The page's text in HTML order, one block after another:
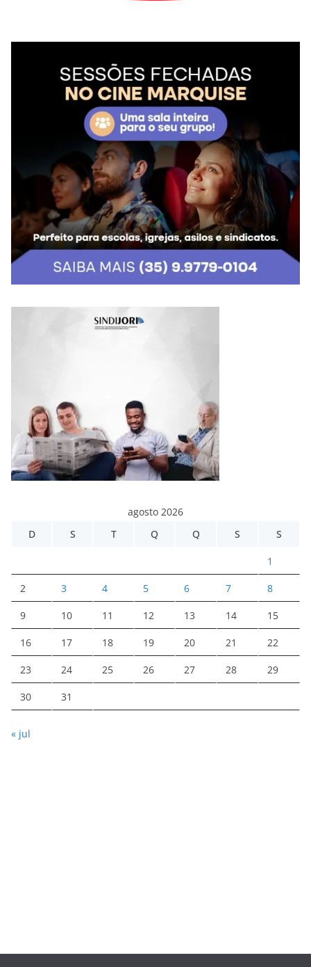
agosto 2026
D
S T Q Q S S
1
2 3 4 5 6 7 8
9 10 11 12 13 14 15
16 17 18 19 20 21 22
23 24 25 26 27 28 29
30 31
« jul